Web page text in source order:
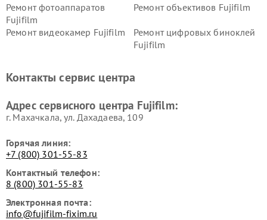
Ремонт фотоаппаратов
Fujifilm
Ремонт объективов Fujifilm
Ремонт видеокамер Fujifilm
Ремонт цифровых биноклей
Fujifilm
Контакты сервис центра
Адрес сервисного центра Fujifilm:
г. Махачкала, ул. Дахадаева, 109
Горячая линия:
+7 (800) 301-55-83
Контактный телефон:
8 (800) 301-55-83
Электронная почта:
info@fujifilm-fixim.ru